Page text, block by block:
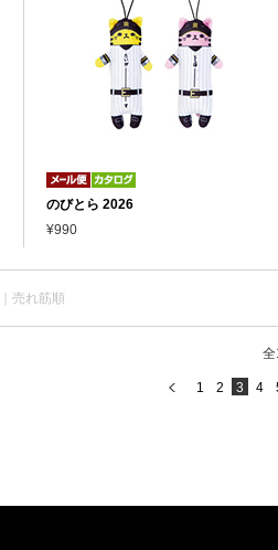
のびとら 2026
¥990
｜ 売れ筋順
1 2 3 4